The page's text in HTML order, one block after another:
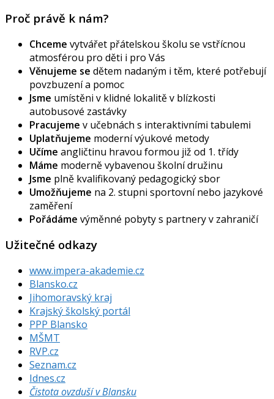
Proč právě k nám?
Chceme vytvářet přátelskou školu se vstřícnou
atmosférou pro děti i pro Vás
Věnujeme se dětem nadaným i těm, které potřebují
povzbuzení a pomoc
Jsme umístěni v klidné lokalitě v blízkosti
autobusové zastávky
Pracujeme v učebnách s interaktivními tabulemi
Uplatňujeme moderní výukové metody
Učíme angličtinu hravou formou již od 1. třídy
Máme moderně vybavenou školní družinu
Jsme plně kvalifikovaný pedagogický sbor
Umožňujeme na 2. stupni sportovní nebo jazykové
zaměření
Pořádáme výměnné pobyty s partnery v zahraničí
Užitečné odkazy
www.impera-akademie.cz
Blansko.cz
Jihomoravský kraj
Krajský školský portál
PPP Blansko
MŠMT
RVP.cz
Seznam.cz
Idnes.cz
Čistota ovzduší v Blansku